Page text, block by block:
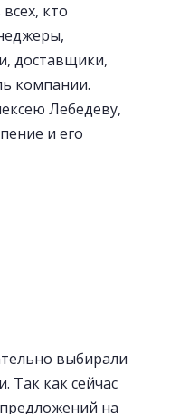
кто
доставщики,
компании.
Лебедеву,
и его
выбирали
Так как сейчас
на